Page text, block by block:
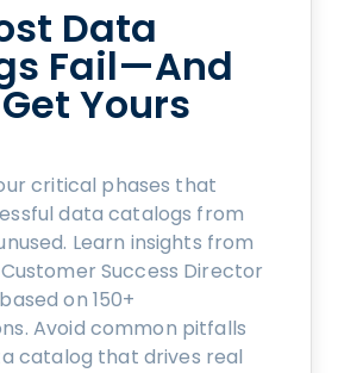
Data
Fail—And
Yours
critical phases that
data catalogs from
Learn insights from
Success Director
on 150+
Avoid common pitfalls
catalog that drives real